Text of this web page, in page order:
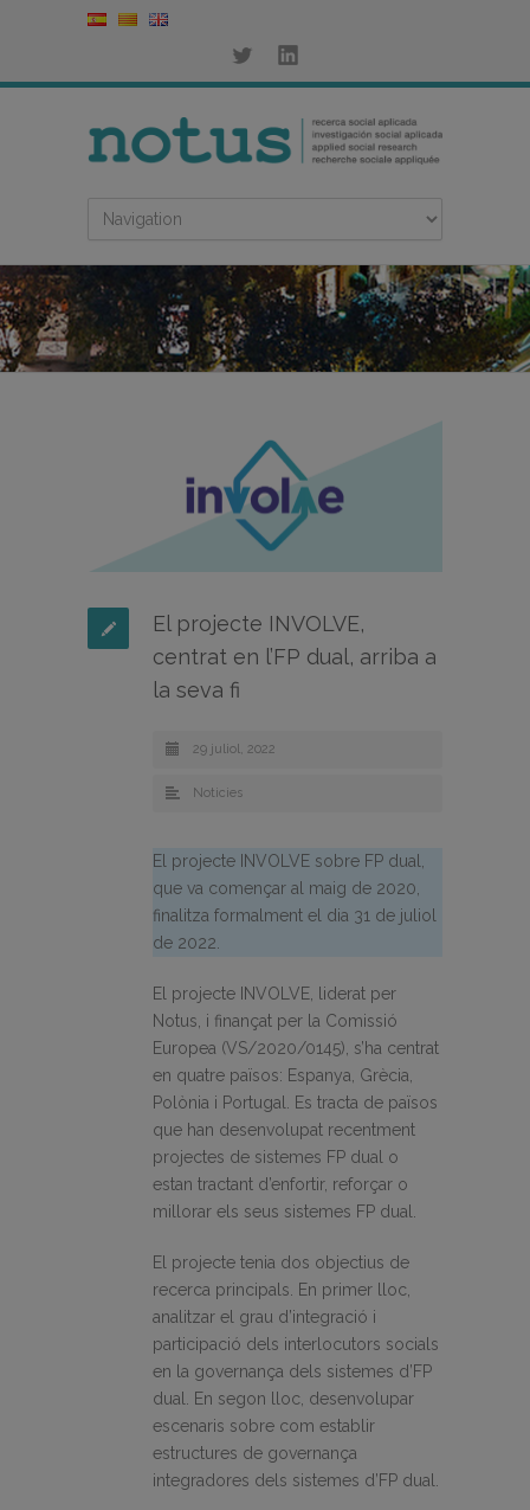
El projecte INVOLVE,
centrat en l’FP dual, arriba a
la seva fi
29 juliol, 2022
Noticies
El projecte INVOLVE sobre FP dual,
que va començar al maig de 2020,
finalitza formalment el dia 31 de juliol
de 2022.
El projecte INVOLVE, liderat per
Notus, i finançat per la Comissió
Europea (VS/2020/0145), s’ha centrat
en quatre països: Espanya, Grècia,
Polònia i Portugal. Es tracta de països
que han desenvolupat recentment
projectes de sistemes FP dual o
estan tractant d’enfortir, reforçar o
millorar els seus sistemes FP dual.
El projecte tenia dos objectius de
recerca principals. En primer lloc,
analitzar el grau d’integració i
participació dels interlocutors socials
en la governança dels sistemes d’FP
dual. En segon lloc, desenvolupar
escenaris sobre com establir
estructures de governança
integradores dels sistemes d’FP dual.